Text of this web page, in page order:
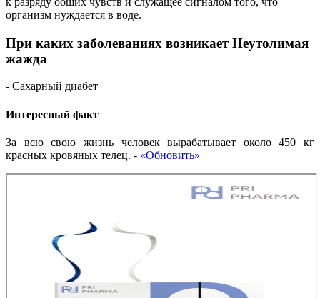
организм нуждается в воде.
При каких заболеваниях возникает Неутолимая
жажда
- Сахарный диабет
Интересный факт
За всю свою жизнь человек вырабатывает около 450 кг
красных кровяных телец. - «Обновить»